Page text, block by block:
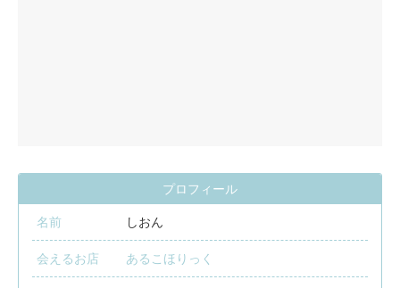
プロフィール
名前 しおん
会えるお店 あるこほりっく